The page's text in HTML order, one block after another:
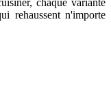
chaque variante
rehaussent n'importe